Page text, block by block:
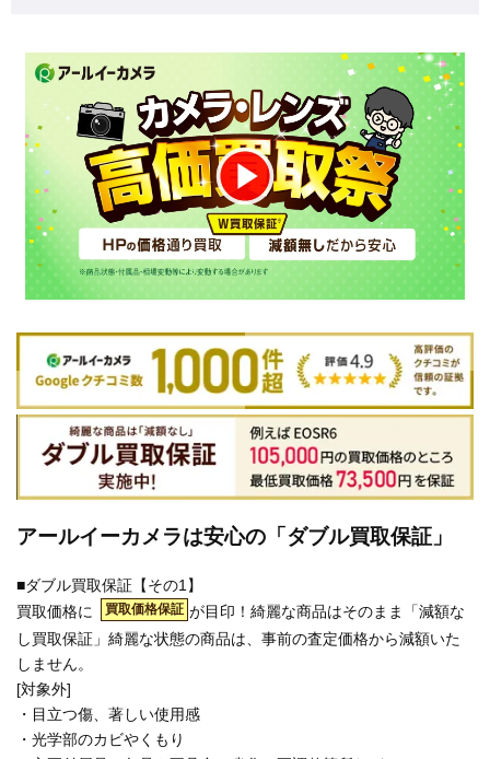
アールイーカメラは安心の「ダブル買取保証」
■ダブル買取保証【その1】
買取価格に
買取価格保証 が目印！綺麗な商品はそのまま「減額な
し買取保証」綺麗な状態の商品は、事前の査定価格から減額いた
しません。
[対象外]
・目立つ傷、著しい使用感
・光学部のカビやくもり